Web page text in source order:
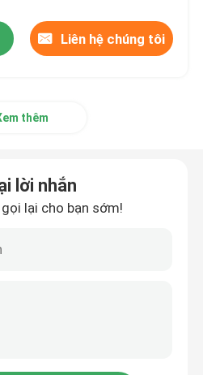
Liên hệ chúng tôi
thêm
lời nhắn
lại cho bạn sớm!